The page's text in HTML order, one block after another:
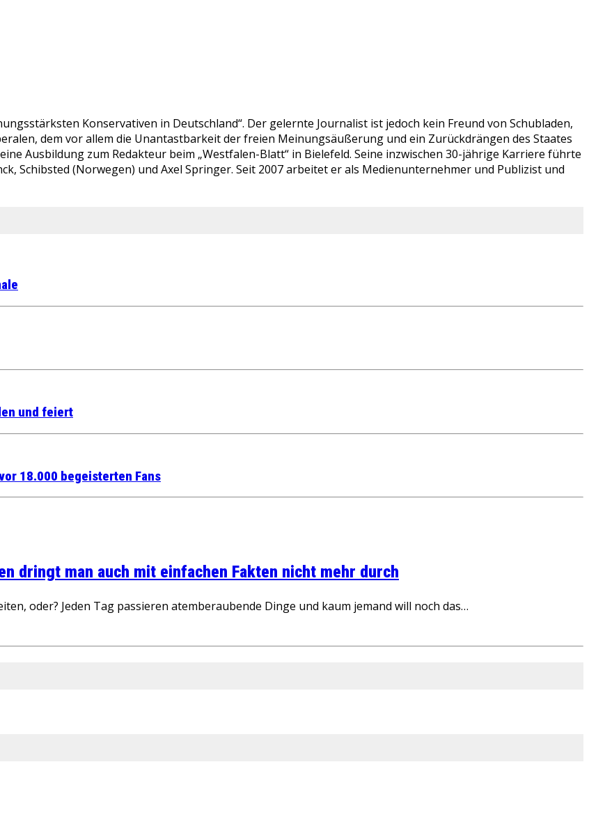
Konservativen in Deutschland“. Der gelernte Journalist ist jedoch kein Freund von Schubladen,
dem vor allem die Unantastbarkeit der freien Meinungsäußerung und ein Zurückdrängen des Staates
Ausbildung zum Redakteur beim „Westfalen-Blatt“ in Bielefeld. Seine inzwischen 30-jährige Karriere führte
Schibsted (Norwegen) und Axel Springer. Seit 2007 arbeitet er als Medienunternehmer und Publizist und
und feiert
18.000 begeisterten Fans
dringt man auch mit einfachen Fakten nicht mehr durch
oder? Jeden Tag passieren atemberaubende Dinge und kaum jemand will noch das…